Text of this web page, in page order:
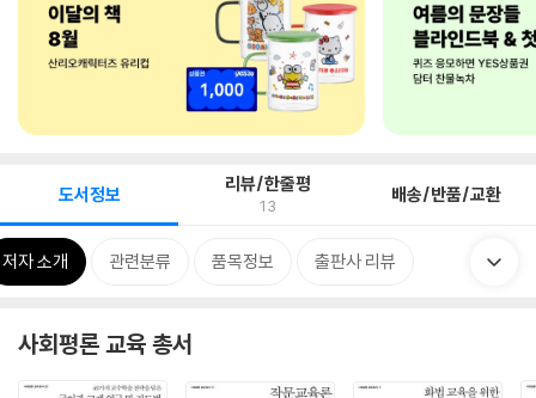
도서정보 리뷰/한줄평
13 배송/반품/교환
저자 소개 관련분류 품목정보 출판사 리뷰
사회평론 교육 총서